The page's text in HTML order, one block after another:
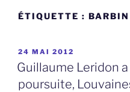
ÉTIQUETTE : BARBIN
PUBLIÉ
LE
24 MAI 2012
Guillaume Leridon
poursuite,